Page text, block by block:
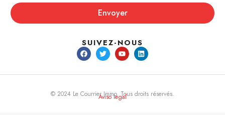
Envoyer
SUIVEZ-NOUS
© 2024 Le Courrier Immo. Tous droits réservés.
Aviso legal